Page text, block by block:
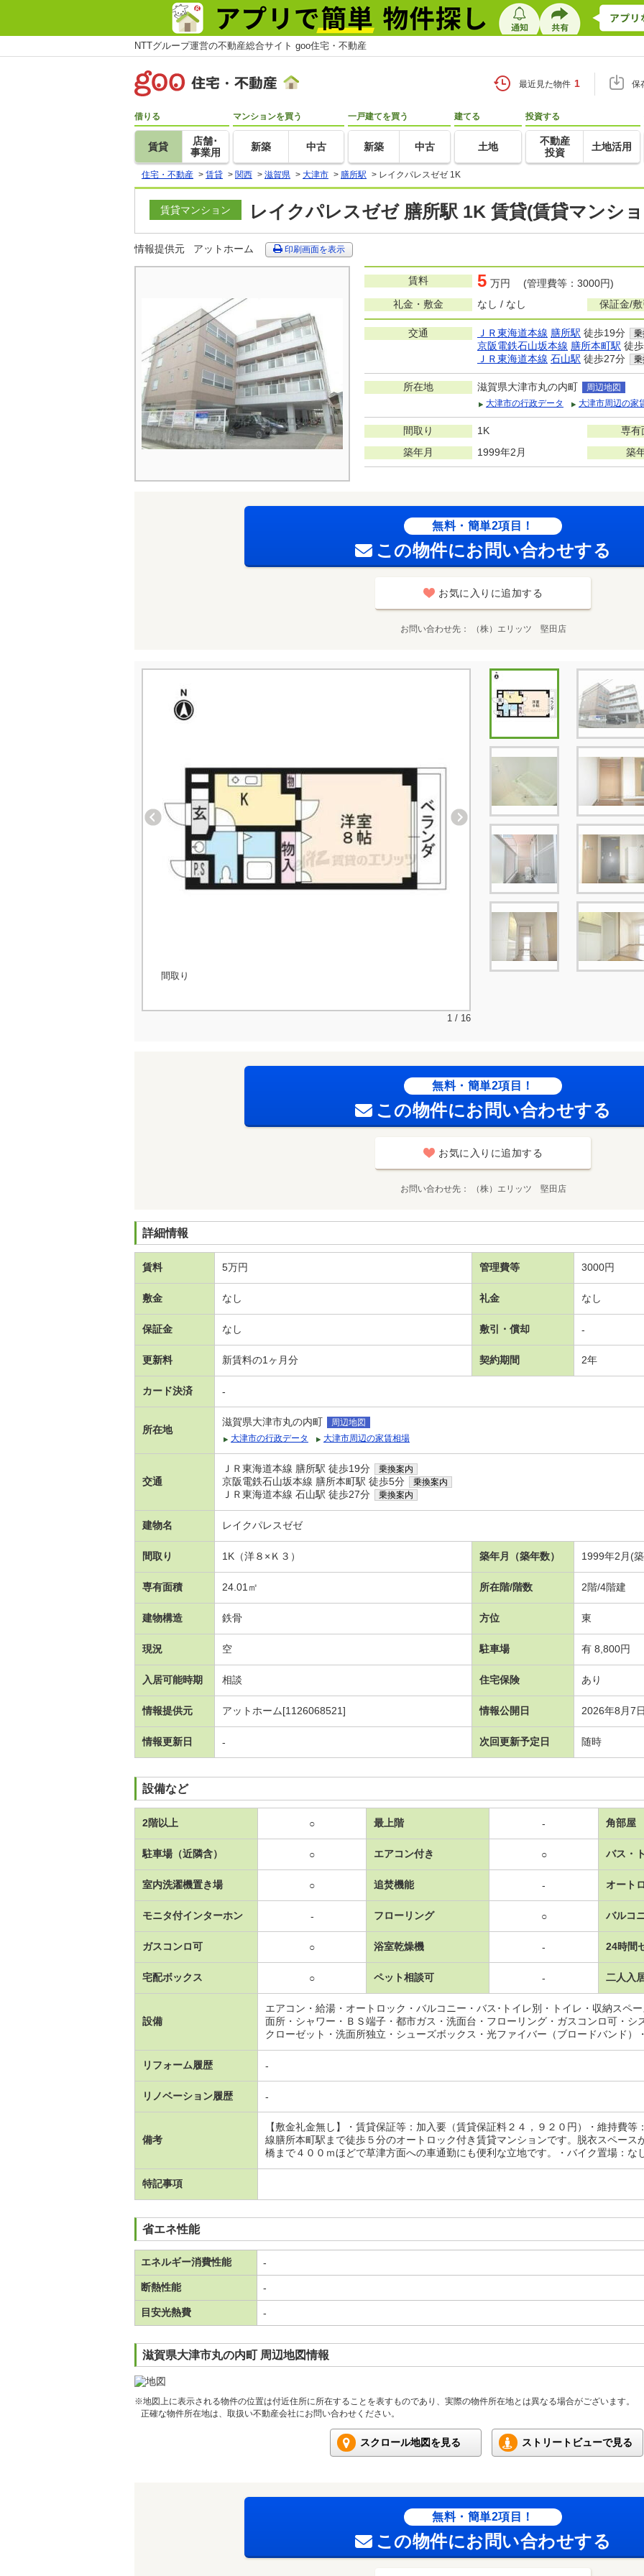
NTTグループ運営の不動産総合サイト goo住宅・不動産
最近見た物件 1 保
借りる
賃貸
店舗･
事業用
マンションを買う
新築 中古
一戸建てを買う
新築 中古
建てる
土地
投資する
不動産
投資
土地活用
住宅・不動産 > 賃貸 > 関西 > 滋賀県 > 大津市 > 膳所駅 > レイクパレスゼゼ 1K
賃貸マンション レイクパレスゼゼ 膳所駅 1K 賃貸(賃貸マンシ
情報提供元 アットホーム 印刷画面を表示
賃料 5 万円 (管理費等：3000円)
礼金・敷金
なし / なし 保証金/
交通 ＪＲ東海道本線 膳所駅 徒歩19分 乗
京阪電鉄石山坂本線 膳所本町駅 徒
ＪＲ東海道本線 石山駅 徒歩27分 乗
所在地 滋賀県大津市丸の内町
周辺地図
大津市の行政データ
大津市周辺の家
間取り 1K 専有
築年月 1999年2月 築
無料・簡単2項目！
この物件にお問い合わせする
お気に入りに追加する
お問い合わせ先 （株）エリッツ 堅田店
間取り
1 / 16
無料・簡単2項目！
この物件にお問い合わせする
お気に入りに追加する
お問い合わせ先 （株）エリッツ 堅田店
詳細情報
賃料 5万円 管理費等 3000円
敷金 なし 礼金 なし
保証金 なし 敷引・償却 -
更新料 新賃料の1ヶ月分 契約期間 2年
カード決済 -
所在地
滋賀県大津市丸の内町
周辺地図
大津市の行政データ
大津市周辺の家賃相場
交通
ＪＲ東海道本線 膳所駅 徒歩19分 乗換案内
京阪電鉄石山坂本線 膳所本町駅 徒歩5分 乗換案内
ＪＲ東海道本線 石山駅 徒歩27分 乗換案内
建物名 レイクパレスゼゼ
間取り 1K（洋８×Ｋ３） 築年月（築年数） 1999年2月(
専有面積 24.01㎡ 所在階/階数 2階/4階建
建物構造 鉄骨 方位 東
現況 空 駐車場 有 8,800円
入居可能時期 相談 住宅保険 あり
情報提供元 アットホーム[1126068521] 情報公開日 2026年8月7日
情報更新日 - 次回更新予定日 随時
設備など
2階以上 ○ 最上階 - 角部屋
駐車場（近隣含） ○ エアコン付き ○ バス・
室内洗濯機置き場 ○ 追焚機能 - オート
モニタ付インターホン - フローリング ○ バルコ
ガスコンロ可 ○ 浴室乾燥機 - 24時間
宅配ボックス ○ ペット相談可 - 二人入
設備
エアコン・給湯・オートロック・バルコニー・バス･トイレ別・トイレ・収納スペ
面所・シャワー・ＢＳ端子・都市ガス・洗面台・フローリング・ガスコンロ可・シ
クローゼット・洗面所独立・シューズボックス・光ファイバー（ブロードバンド）
リフォーム履歴 -
リノベーション履歴 -
備考
【敷金礼金無し】・賃貸保証等：加入要（賃貸保証料２４，９２０円）・維持費
線膳所本町駅まで徒歩５分のオートロック付き賃貸マンションです。脱衣スペース
橋まで４００ｍほどで草津方面への車通勤にも便利な立地です。・バイク置場：な
特記事項
省エネ性能
エネルギー消費性能 -
断熱性能 -
目安光熱費 -
滋賀県大津市丸の内町 周辺地図情報
※地図上に表示される物件の位置は付近住所に所在することを表すものであり、実際の物件所在地とは異なる場合がございます。
正確な物件所在地は、取扱い不動産会社にお問い合わせください。
スクロール地図を見る ストリートビューで見る
無料・簡単2項目！
この物件にお問い合わせする